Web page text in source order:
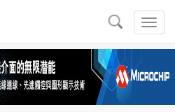
切
換
導
航